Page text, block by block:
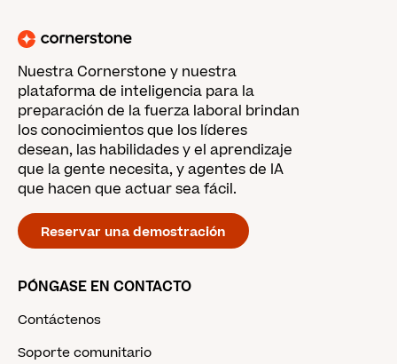
Nuestra Cornerstone y nuestra
plataforma de inteligencia para la
preparación de la fuerza laboral brindan
los conocimientos que los líderes
desean, las habilidades y el aprendizaje
que la gente necesita, y agentes de IA
que hacen que actuar sea fácil.
Reservar una demostración
PÓNGASE EN CONTACTO
Contáctenos
Soporte comunitario